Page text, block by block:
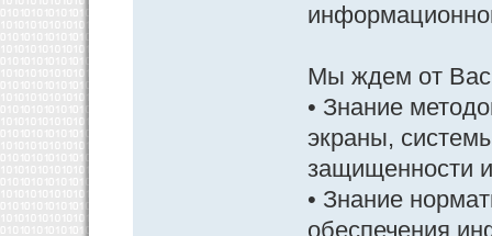
Мы ждем от
• Знание
экраны,
защищенности
• Знание
обеспечения